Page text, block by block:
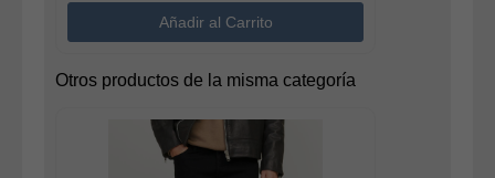
Otros productos de la misma categoría